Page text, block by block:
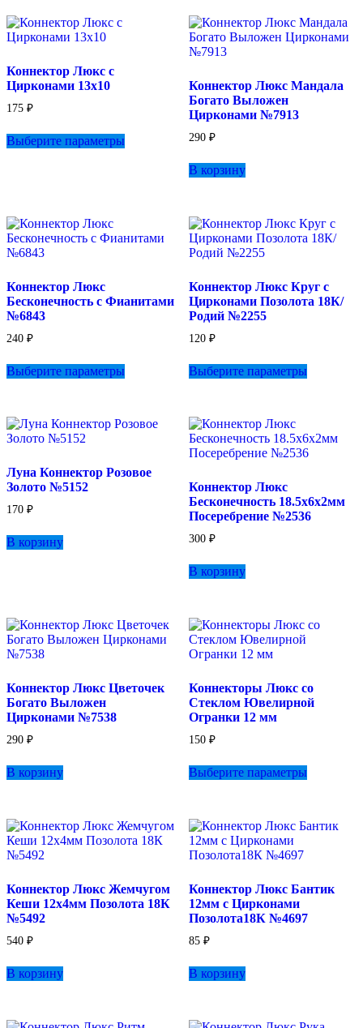
Коннектор Люкс с
Цирконами 13х10
175 ₽
Выберите параметры
на
Коннектор Люкс Мандала
Богато Выложен
Цирконами №7913
290 ₽
В корзину
Коннектор Люкс
Бесконечность с Фианитами
№6843
240 ₽
Выберите параметры
Опции
на
Коннектор Люкс Круг с
Цирконами Позолота 18К/
Родий №2255
120 ₽
Выберите параметрытовар
можно
выбрать
товара.
Луна Коннектор Розовое
Золото №5152
170 ₽
В корзину
Коннектор Люкс
Бесконечность 18.5х6х2мм
Посеребрение №2536
300 ₽
В корзину
Коннектор Люкс Цветочек
Богато Выложен
Цирконами №7538
290 ₽
В корзину
Коннекторы Люкс со
Стеклом Ювелирной
Огранки 12 мм
150 ₽
Выберите параметрытовар
Опции
странице
Коннектор Люкс Жемчугом
Кеши 12х4мм Позолота 18К
№5492
540 ₽
В корзину
Коннектор Люкс Бантик
12мм с Цирконами
Позолота18К №4697
85 ₽
В корзину